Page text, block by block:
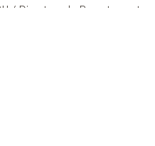
/ Directeur du Recrutement